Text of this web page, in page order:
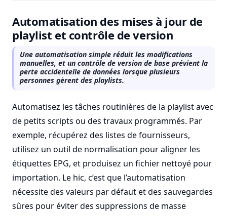
Automatisation des mises à jour de
playlist et contrôle de version
Une automatisation simple réduit les modifications
manuelles, et un contrôle de version de base prévient la
perte accidentelle de données lorsque plusieurs
personnes gèrent des playlists.
Automatisez les tâches routinières de la playlist avec
de petits scripts ou des travaux programmés. Par
exemple, récupérez des listes de fournisseurs,
utilisez un outil de normalisation pour aligner les
étiquettes EPG, et produisez un fichier nettoyé pour
importation. Le hic, c’est que l’automatisation
nécessite des valeurs par défaut et des sauvegardes
sûres pour éviter des suppressions de masse